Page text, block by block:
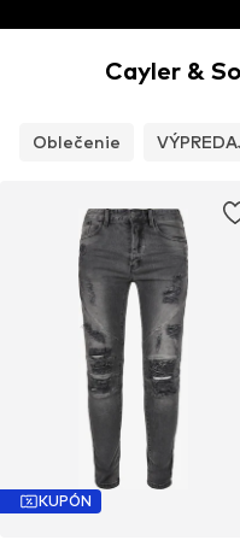
Cayler &
Oblečenie
KUPÓN